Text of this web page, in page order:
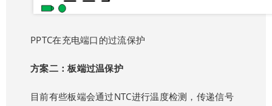
PPTC在充电端口的过流保护
方案二：板端过温保护
目前有些板端会通过NTC进行温度检测，传递信号